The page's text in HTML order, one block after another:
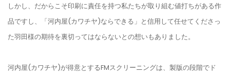
しかし、だからこそ印刷に責任を持つ私たちが取り組む値打ちがある作
品ですし、「河内屋(カワチヤ)ならできる」と信用して任せてくださっ
た羽田様の期待を裏切ってはならないとの想いもありました。
河内屋(カワチヤ)が得意とするFMスクリーニングは、製版の段階でド